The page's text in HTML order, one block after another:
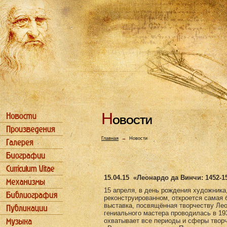
НОВОСТИ
Главная→ Новости
15.04.15 «Леонардо да Винчи: 1452-
15 апреля, в день рождения
реконструированном, откроется
выставка, посвящённая творчеству
гениального мастера проводилась в
охватывает все периоды и сферы